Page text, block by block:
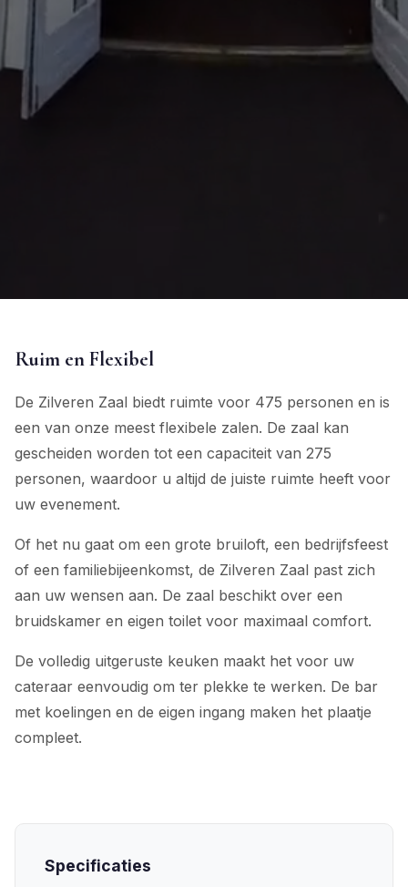
Ruim en Flexibel
De Zilveren Zaal biedt ruimte voor 475 personen en is
een van onze meest flexibele zalen. De zaal kan
gescheiden worden tot een capaciteit van 275
personen, waardoor u altijd de juiste ruimte heeft voor
uw evenement.
Of het nu gaat om een grote bruiloft, een bedrijfsfeest
of een familiebijeenkomst, de Zilveren Zaal past zich
aan uw wensen aan. De zaal beschikt over een
bruidskamer en eigen toilet voor maximaal comfort.
De volledig uitgeruste keuken maakt het voor uw
cateraar eenvoudig om ter plekke te werken. De bar
met koelingen en de eigen ingang maken het plaatje
compleet.
Specificaties